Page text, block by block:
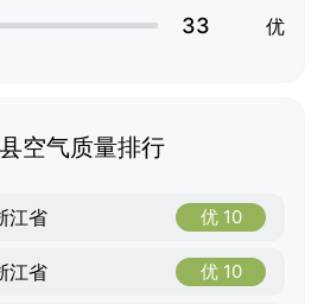
33 优
空气质量排行
江省 优 10
江省 优 10